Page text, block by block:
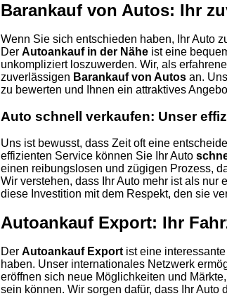
Barankauf von Autos: Ihr
Wenn Sie sich entschieden haben, Ihr Auto
Der Autoankauf in der Nähe ist eine
unkompliziert loszuwerden. Wir, als
zuverlässigen Barankauf von Autos an.
zu bewerten und Ihnen ein attraktives
Auto schnell verkaufen: Unser
Uns ist bewusst, dass Zeit oft eine
effizienten Service können Sie Ihr Auto
einen reibungslosen und zügigen Prozess,
Wir verstehen, dass Ihr Auto mehr ist als
diese Investition mit dem Respekt, den sie
Autoankauf Export: Ihr
Der Autoankauf Export ist eine
haben. Unser internationales Netzwerk
eröffnen sich neue Möglichkeiten und
sein können. Wir sorgen dafür, dass Ihr Auto